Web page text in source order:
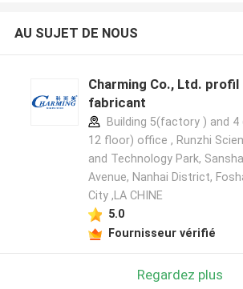
AU SUJET DE NOUS
Charming Co., Ltd. profil
fabricant
Building 5(factory ) and 4
12 floor) office , Runzhi
and Technology Park,
Avenue, Nanhai District,
City ,LA CHINE
5.0
Fournisseur vérifié
Regardez plus